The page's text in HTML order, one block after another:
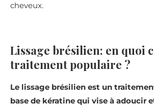
cheveux.
Lissage brésilien: en quoi
traitement populaire ?
Le lissage brésilien est un
base de kératine qui vise à adoucir